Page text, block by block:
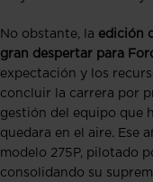
No obstante, la edición
gran despertar para
expectación y los
concluir la carrera por
gestión del equipo que
quedara en el aire. Ese
modelo 275P, pilotado
consolidando su